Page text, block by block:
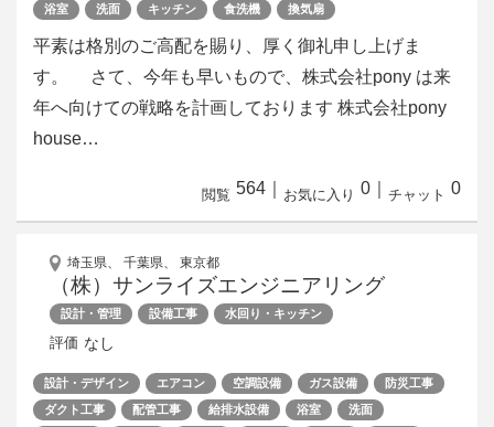
浴室
洗面 キッチン 食洗機 換気扇
平素は格別のご高配を賜り、厚く御礼申し上げま
す。 さて、今年も早いもので、株式会社pony は来
年へ向けての戦略を計画しております 株式会社pony
house…
閲覧 564 お気に入り 0 チャット 0
埼玉県、 千葉県、 東京都
（株）サンライズエンジニアリング
設計・管理 設備工事 水回り・キッチン
評価 なし
設計・デザイン エアコン 空調設備 ガス設備
防災工事
ダクト工事
配管工事 給排水設備 浴室
洗面